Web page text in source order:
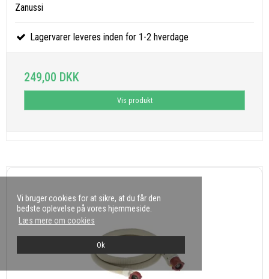
Vi bruger cookies for at sikre, at du får den
bedste oplevelse på vores hjemmeside.
Læs mere om cookies
Ok
Zanussi
Lagervarer leveres inden for 1-2 hverdage
249,00 DKK
Vis produkt